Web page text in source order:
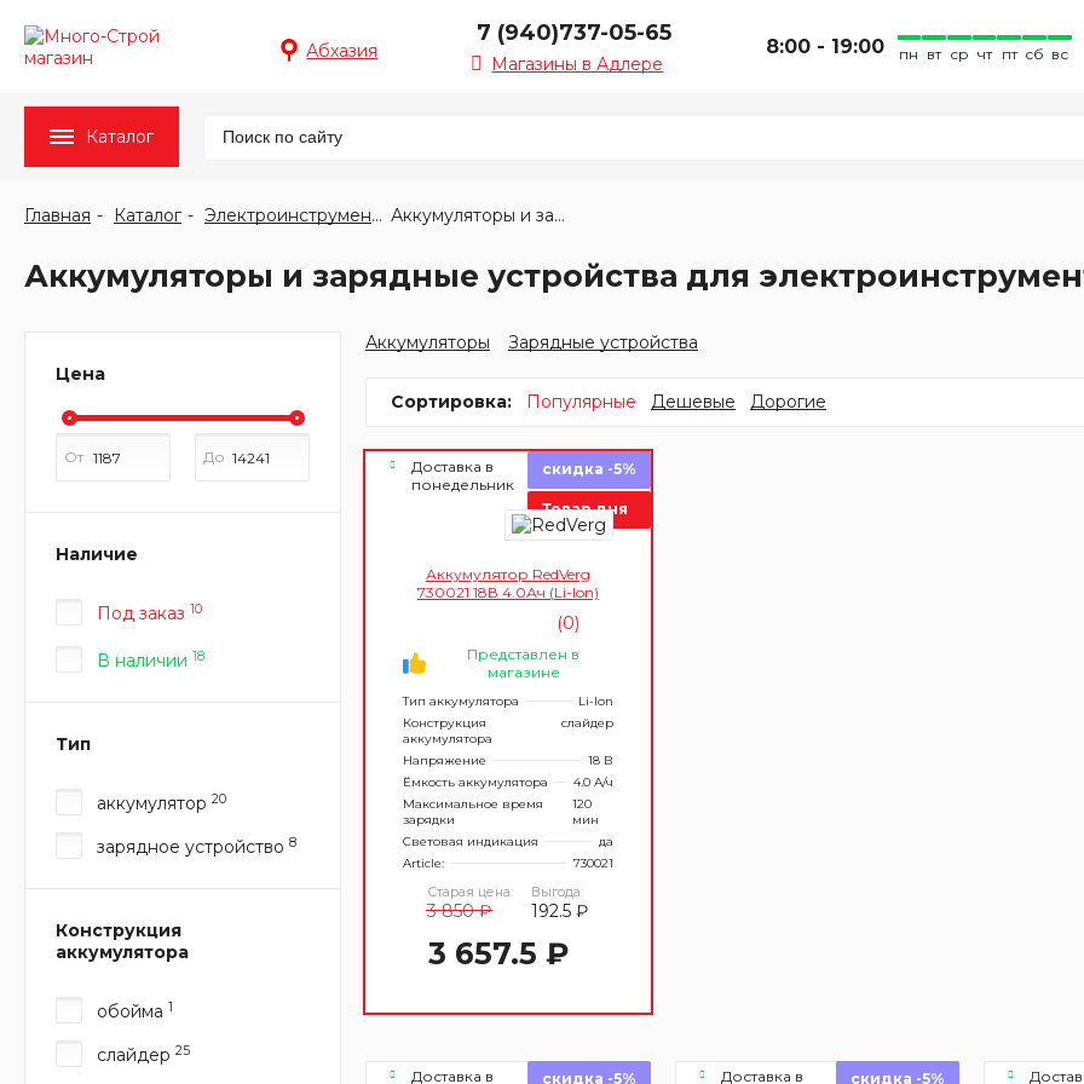
Абхазия
7 (940)737-05-65
Магазины в Адлере
8:00 - 19:00 пн вт ср чт пт сб вс
Каталог
Главная Каталог Электроинструмент Аккумуляторы и зарядные устройства
Аккумуляторы и зарядные устройства для
Цена
От До
Наличие
Под заказ 10
В наличии 18
Тип
аккумулятор 20
зарядное устройство 8
Конструкция
аккумулятора
обойма 1
слайдер 25
Аккумуляторы Зарядные устройства
Сортировка: Популярные Дешевые Дорогие
Доставка в
понедельник
скидка -5%
Товар дня
Аккумулятор RedVerg
730021 18В 4.0Ач (Li-Ion)
(0)
Представлен в
магазине
Тип аккумулятора
Li-Ion
Конструкция
аккумулятора
слайдер
Напряжение
18 В
Ёмкость аккумулятора
4.0 А/ч
Максимальное время
зарядки
120
мин
Световая индикация
да
Article:
730021
Старая цена:
3 850 ₽
Выгода:
192.5 ₽
3 657.5 ₽
Доставка в
скидка -5%
Доставка в
скидка -5%